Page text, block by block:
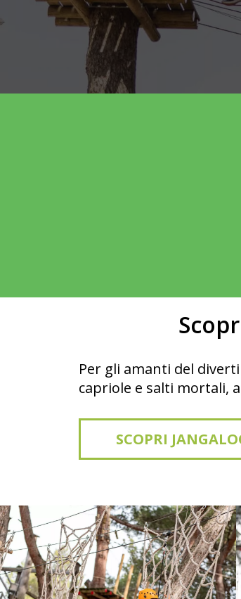
Per gli amanti del
capriole e salti mortali,
SCOPRI